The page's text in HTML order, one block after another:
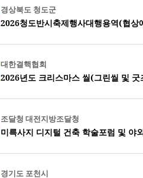
경상북도 청도군
2026청도반시축제행사대행용역(협상
대한결핵협회
2026년도 크리스마스 씰(그린씰 및
조달청 대전지방조달청
미륵사지 디지털 건축 학술포럼 및 야
경기도 포천시